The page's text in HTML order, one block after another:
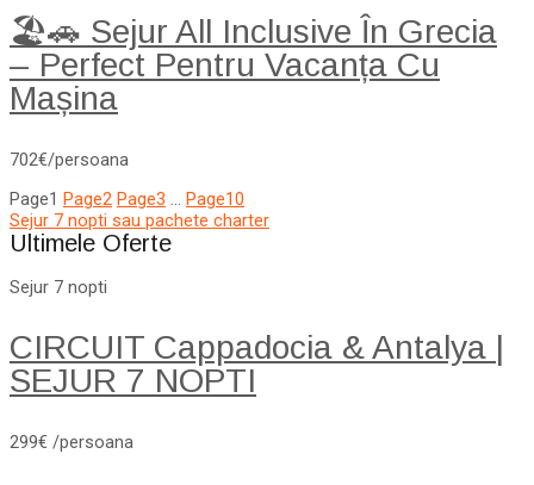
🏖️🚗 Sejur All Inclusive În Grecia
– Perfect Pentru Vacanța Cu
Mașina
702€/persoana
Page1 Page2 Page3 … Page10
Sejur 7 nopti sau pachete charter
Ultimele Oferte
Sejur 7 nopti
CIRCUIT Cappadocia & Antalya |
SEJUR 7 NOPTI
299€ /persoana